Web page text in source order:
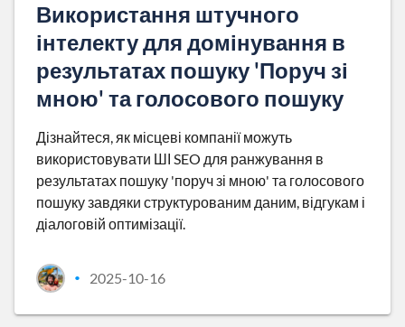
Використання штучного
інтелекту для домінування в
результатах пошуку 'Поруч зі
мною' та голосового пошуку
Дізнайтеся, як місцеві компанії можуть
використовувати ШІ SEO для ранжування в
результатах пошуку 'поруч зі мною' та голосового
пошуку завдяки структурованим даним, відгукам і
діалоговій оптимізації.
• 2025-10-16